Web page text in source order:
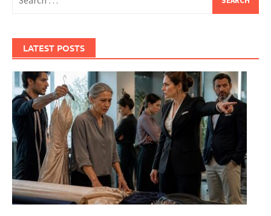
for:
LATEST POSTS